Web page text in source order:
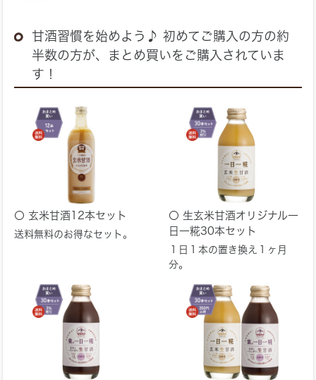
甘酒習慣を始めよう♪ 初めてご購入の方の約
半数の方が、まとめ買いをご購入されていま
す！
玄米甘酒12本セット
送料無料のお得なセット。
生玄米甘酒オリジナル一
日一糀30本セット
１日１本の置き換え１ヶ月
分。